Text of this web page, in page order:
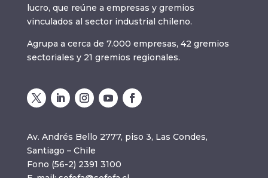
lucro, que reúne a empresas y gremios
vinculados al sector industrial chileno.
Agrupa a cerca de 7.000 empresas, 42 gremios
sectoriales y 21 gremios regionales.
Av. Andrés Bello 2777, piso 3, Las Condes,
Santiago – Chile
Fono (56-2) 2391 3100